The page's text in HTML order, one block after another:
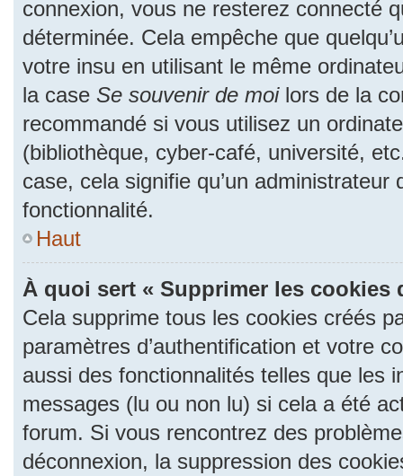
connexion, vous ne resterez connecté
déterminée. Cela empêche que
votre insu en utilisant le même
la case Se souvenir de moilors de la
recommandé si vous utilisez un
(bibliothèque, cyber-café, université,
case, cela signifie qu’un
fonctionnalité.
Haut
À quoi sert « Supprimer les cookies
Cela supprime tous les cookies créés
paramètres d’authentification et votre
aussi des fonctionnalités telles que les
messages (lu ou non lu) si cela a été
forum. Si vous rencontrez des
déconnexion, la suppression des